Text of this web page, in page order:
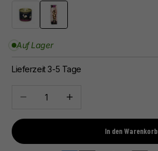
SchneckenSchnecken & Gehäuse
Auf Lager
Lieferzeit 3-5 Tage
Anzahl verringernAnzahl erhöhen
In den Warenkorb